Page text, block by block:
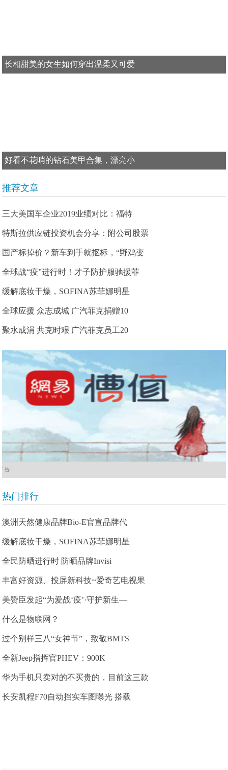
长相甜美的女生如何穿出温柔又可爱
好看不花哨的钻石美甲合集，漂亮小
推荐文章
三大美国车企业2019业绩对比：福特
特斯拉供应链投资机会分享：附公司股票
国产标掉价？新车到手就抠标，“野鸡变
全球战“疫”进行时！才子防护服驰援菲
缓解底妆干燥，SOFINA苏菲娜明星
全球应援 众志成城 广汽菲克捐赠10
聚水成涓 共克时艰 广汽菲克员工20
广告
热门排行
澳洲天然健康品牌Bio-E官宣品牌代
缓解底妆干燥，SOFINA苏菲娜明星
全民防晒进行时 防晒品牌Invisi
丰富好资源、投屏新科技~爱奇艺电视果
美赞臣发起“为爱战‘疫’·守护新生—
什么是物联网？
过个别样三八“女神节”，致敬BMTS
全新Jeep指挥官PHEV：900K
华为手机只卖对的不买贵的，目前这三款
长安凯程F70自动挡实车图曝光 搭载